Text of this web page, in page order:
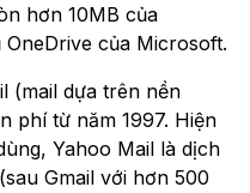
hơn 10MB của
của Microsoft.
(mail dựa trên nền
phí từ năm 1997. Hiện
Yahoo Mail là dịch
Gmail với hơn 500